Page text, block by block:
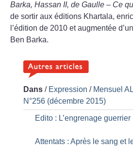
Barka, Hassan II, de Gaulle – Ce
de sortir aux éditions Khartala,
l’édition de 2010 et augmentée
Ben Barka.
Dans / Expression / Mensuel
N°256 (décembre 2015)
Edito : L’engrenage guerrier
Attentats : Après le sang et